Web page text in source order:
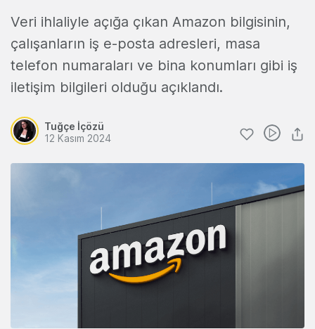
Veri ihlaliyle açığa çıkan Amazon bilgisinin,
çalışanların iş e-posta adresleri, masa
telefon numaraları ve bina konumları gibi iş
iletişim bilgileri olduğu açıklandı.
Tuğçe İçözü
12 Kasım 2024